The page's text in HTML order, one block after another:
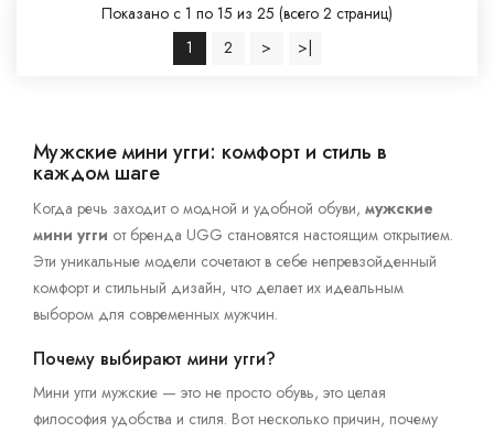
Показано с 1 по 15 из 25 (всего 2 страниц)
1
2 > >|
Мужские мини угги: комфорт и стиль в
каждом шаге
Когда речь заходит о модной и удобной обуви, мужские
мини угги от бренда UGG становятся настоящим открытием.
Эти уникальные модели сочетают в себе непревзойденный
комфорт и стильный дизайн, что делает их идеальным
выбором для современных мужчин.
Почему выбирают мини угги?
Мини угги мужские — это не просто обувь, это целая
философия удобства и стиля. Вот несколько причин, почему